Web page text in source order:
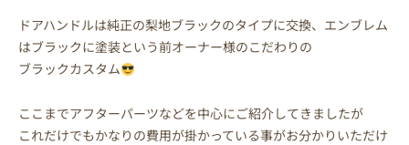
ドアハンドルは純正の梨地ブラックのタイプに交換、エンブレム
はブラックに塗装という前オーナー様のこだわりの
ブラックカスタム
ここまでアフターパーツなどを中心にご紹介してきましたが
これだけでもかなりの費用が掛かっている事がお分かりいただけ